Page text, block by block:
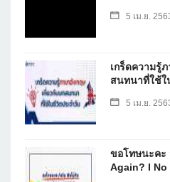
5 เม.ย.
เกร็ดความรู้
สนทนาที่ใช้ใ
5 เม.ย.
ขอโทษนะคะ
Again? I